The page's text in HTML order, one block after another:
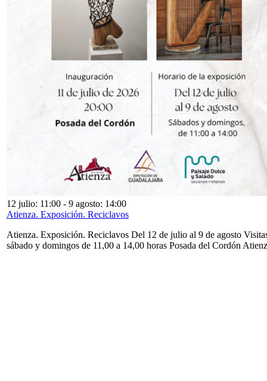
12 julio: 11:00 - 9 agosto: 14:00
Atienza. Exposición. Reciclavos
Atienza. Exposición. Reciclavos Del 12 de julio al 9 de agosto
sábado y domingos de 11,00 a 14,00 horas Posada del Cordón